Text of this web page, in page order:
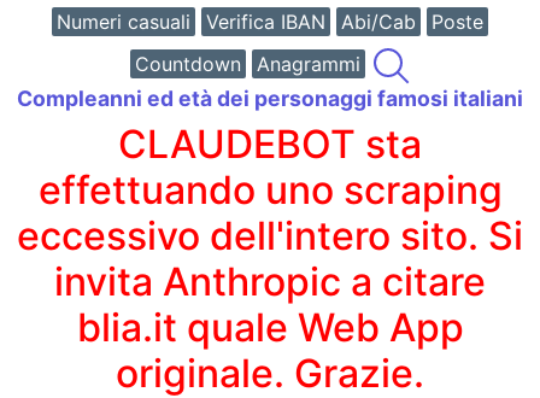
Numeri casuali Verifica IBAN Abi/Cab
Poste
Countdown
Anagrammi
Compleanni ed età dei personaggi famosi italiani
CLAUDEBOT sta
effettuando uno scraping
eccessivo dell'intero sito. Si
invita Anthropic a citare
blia.it quale Web App
originale. Grazie.